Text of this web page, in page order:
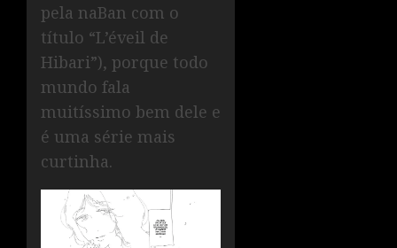
pela naBan com o
título “L’éveil de
Hibari”), porque todo
mundo fala
muitíssimo bem dele e
é uma série mais
curtinha.